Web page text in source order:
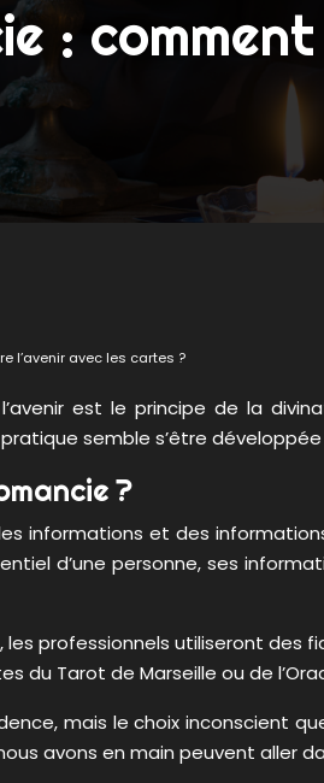
:
l’avenir avec les cartes ?
est le principe de la
semble s’être
?
informations et des
d’une personne, ses
les professionnels utiliseront
du Tarot de Marseille ou de
mais le choix inconscient
avons en main peuvent aller